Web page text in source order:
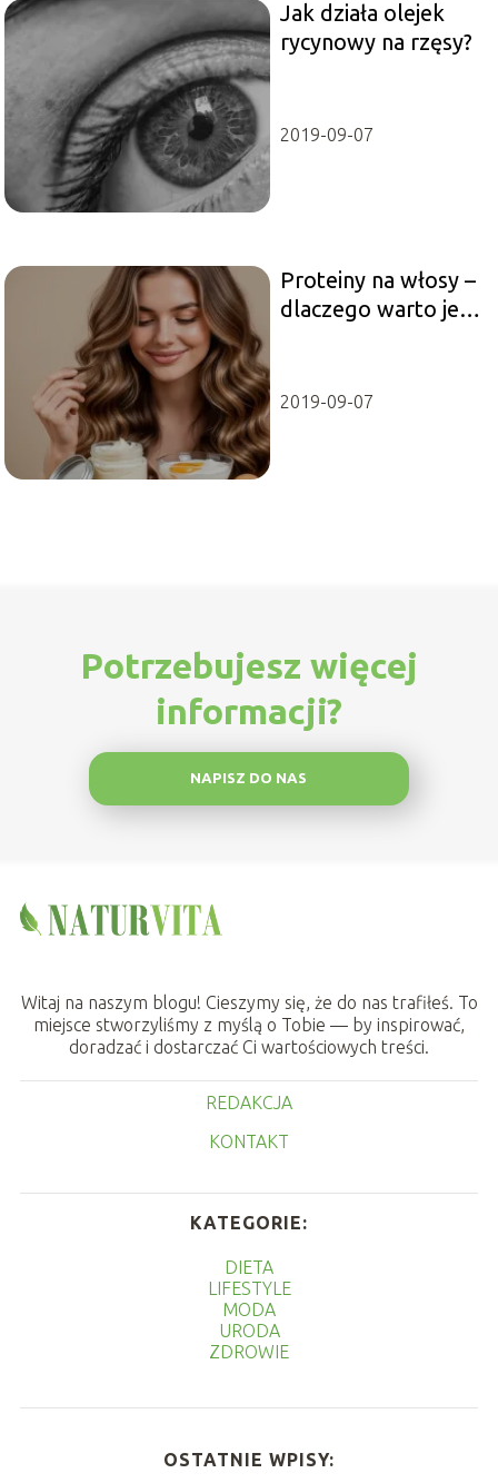
Jak działa olejek
rycynowy na rzęsy?
2019-09-07
Proteiny na włosy –
dlaczego warto je
2019-09-07
Potrzebujesz więcej
informacji?
NAPISZ DO NAS
Witaj na naszym blogu! Cieszymy się, że do nas trafiłeś. To
miejsce stworzyliśmy z myślą o Tobie — by inspirować,
doradzać i dostarczać Ci wartościowych treści.
REDAKCJA
KONTAKT
KATEGORIE:
DIETA
LIFESTYLE
MODA
URODA
ZDROWIE
OSTATNIE WPISY: